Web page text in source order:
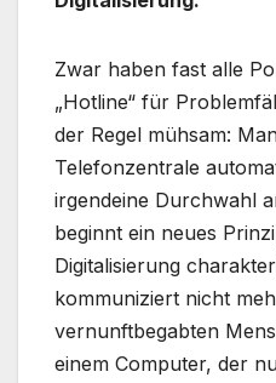
Zwar haben fast alle
„Hotline“ für
der Regel mühsam:
Telefonzentrale
irgendeine Durchwahl
beginnt ein neues
Digitalisierung
kommuniziert nicht
vernunftbegabten
einem Computer, der